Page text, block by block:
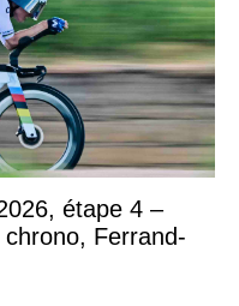
étape 4 –
Ferrand-